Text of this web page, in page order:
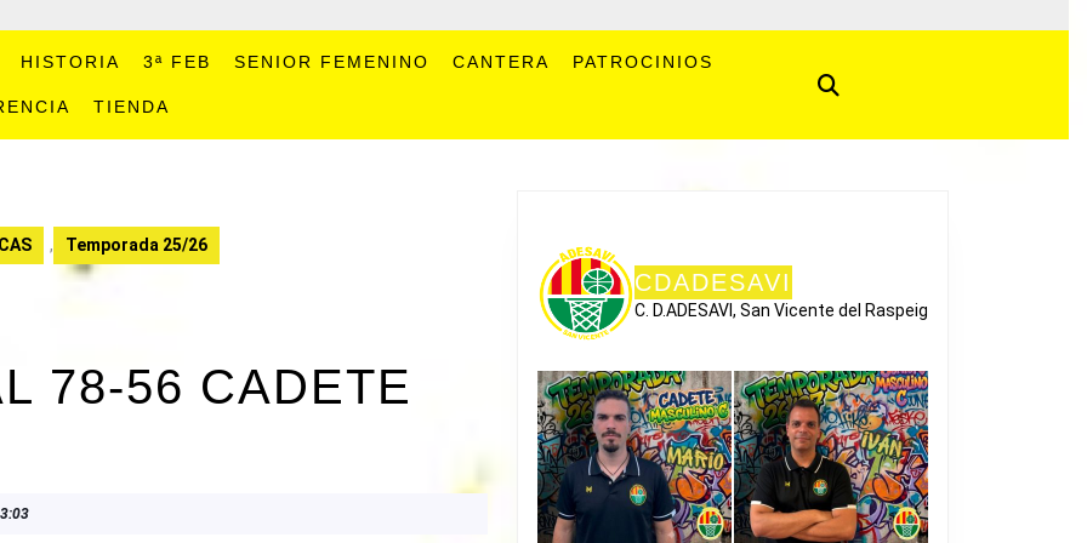
HISTORIA 3ª FEB SENIOR FEMENINO CANTERA PATROCINIOS
TIENDA
, Temporada 25/26
78-56 CADETE
CDADESAVI
C. D.ADESAVI, San Vicente del Raspeig